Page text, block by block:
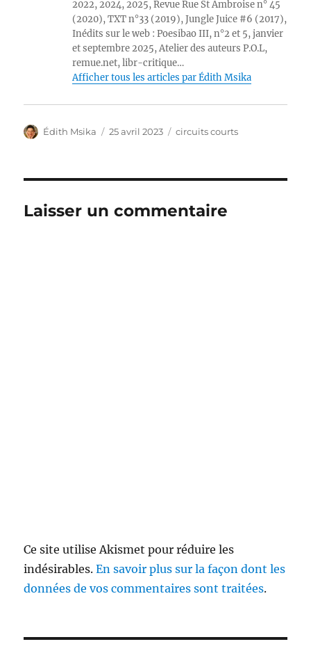
2022, 2024, 2025, Revue Rue St Ambroise n° 45
(2020), TXT n°33 (2019), Jungle Juice #6 (2017),
Inédits sur le web : Poesibao III, n°2 et 5, janvier
et septembre 2025, Atelier des auteurs P.O.L,
remue.net, libr-critique…
Afficher tous les articles par Édith Msika
Auteur
Édith Msika
Publié
25 avril 2023 Catégories
circuits courts
Laisser un commentaire
Ce site utilise Akismet pour réduire les
indésirables.En savoir plus sur la façon dont les
données de vos commentaires sont traitées.